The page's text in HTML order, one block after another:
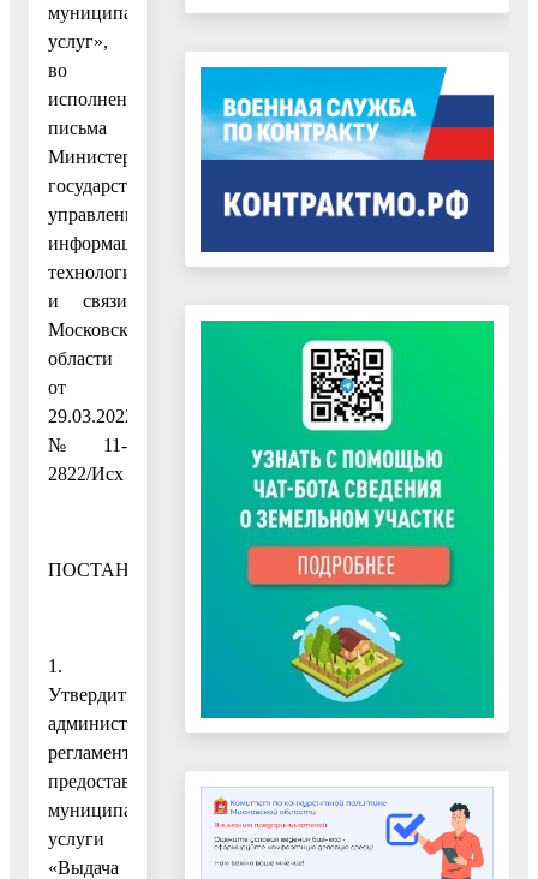
муниципальных
услуг»,
во
исполнение
письма
Министерства
государственного
управления
информационных
технологий
и связи
Московской
области
от
29.03.2022
№ 11-
2822/Исх
ПОСТАНОВЛЯЮ:
1.
Утвердить
административный
регламент
предоставления
муниципальной
услуги
«Выдача